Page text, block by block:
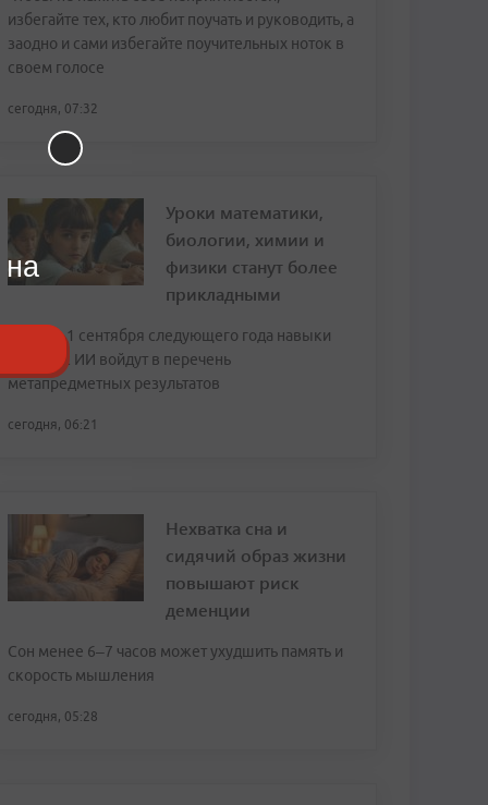
избегайте тех, кто любит поучать и руководить, а
заодно и сами избегайте поучительных ноток в
своем голосе
сегодня, 07:32
Уроки математики,
биологии, химии и
физики станут более
прикладными
Также с 1 сентября следующего года навыки
работы с ИИ войдут в перечень
метапредметных результатов
сегодня, 06:21
Нехватка сна и
сидячий образ жизни
повышают риск
деменции
Сон менее 6–7 часов может ухудшить память и
скорость мышления
сегодня, 05:28